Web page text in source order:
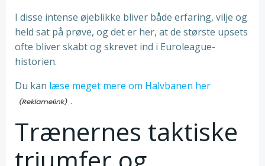
I disse intense øjeblikke bliver både erfaring, vilje og
held sat på prøve, og det er her, at de største upsets
ofte bliver skabt og skrevet ind i Euroleague-
historien.
Du kan læse meget mere om Halvbanen her
.
Trænernes taktiske